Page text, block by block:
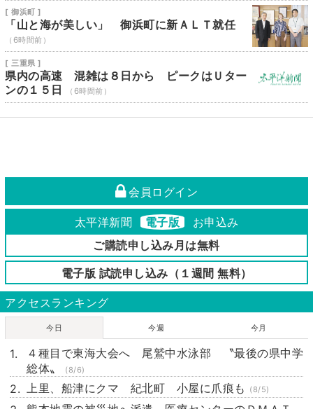
[ 御浜町 ]
「山と海が美しい」 御浜町に新ＡＬＴ就任
（6時間前）
[ 三重県 ]
県内の高速 混雑は８日から ピークはＵター
ンの１５日
（6時間前）
会員ログイン
太平洋新聞 電子版
お申込み
ご購読申し込み月は無料
電子版 試読申し込み（１週間 無料）
アクセスランキング
今日 今週 今月
４種目で東海大会へ 尾鷲中水泳部 〝最後の県中学
総体〟
(8/6)
上里、船津にクマ 紀北町 小屋に爪痕も (8/5)